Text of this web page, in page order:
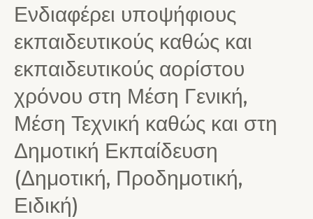
Ενδιαφέρει υποψήφιους
εκπαιδευτικούς καθώς και
εκπαιδευτικούς αορίστου
χρόνου στη Μέση Γενική,
Μέση Τεχνική καθώς και στη
Δημοτική Εκπαίδευση
(Δημοτική, Προδημοτική,
Ειδική)